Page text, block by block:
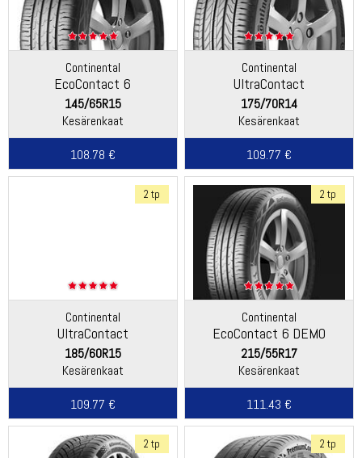
Continental
EcoContact 6
145/65R15
Kesärenkaat
108.78 €
Continental
UltraContact
175/70R14
Kesärenkaat
109.77 €
2 tp
Continental
UltraContact
185/60R15
Kesärenkaat
109.77 €
2 tp
Continental
EcoContact 6 DEMO
215/55R17
Kesärenkaat
111.43 €
2 tp 2 tp